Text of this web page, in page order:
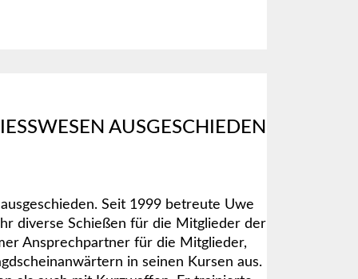
AUSGESCHIEDEN
Seit 1999 betreute Uwe
diverse Schießen für die Mitglieder der
Ansprechpartner für die Mitglieder,
in seinen Kursen aus.